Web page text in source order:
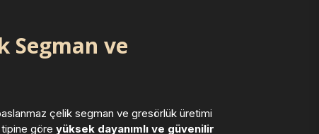
Segman ve
çelik segman ve gresörlük üretimi
göre yüksek dayanımlı ve güvenilir